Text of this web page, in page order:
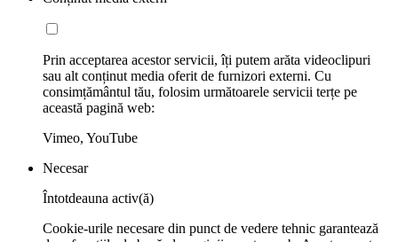
Prin acceptarea acestor servicii, îți putem arăta videoclipuri
sau alt conținut media oferit de furnizori externi. Cu
consimțământul tău, folosim următoarele servicii terțe pe
această pagină web:
Vimeo, YouTube
Necesar
Întotdeauna activ(ă)
Cookie-urile necesare din punct de vedere tehnic garantează